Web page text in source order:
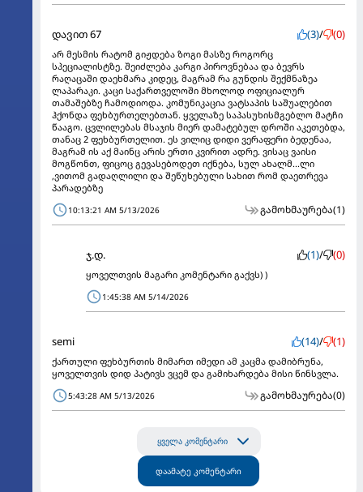
დავით 67 (3)/ (0)
არ მესმის რატომ გიჟდება ზოგი მასზე როგორც
სპეციალისტზე. შეიძლება კარგი პიროვნებაა და ბევრს
რაღაცაში დაეხმარა კიდეც, მაგრამ რა გუნდის შექმნაზეა
ლაპარაკი. კაცი საქართველოში მხოლოდ ოფიციალურ
თამაშებზე ჩამოდიოდა. კომუნიკაცია ვატსაპის საშუალებით
ჰქონდა ფეხბურთელებთან. ყველაზე საპასუხისმგებლო მატჩი
წააგო. ცვლილებას მსაჯის მიერ დამატებულ დროში აკეთებდა,
თანაც 2 ფეხბურთელით. ეს ვილიც დიდი ვერაფერი ბედენაა,
მაგრამ ის აქ მაინც არის ერთი კვირით ადრე. ვისაც ვაისი
მოგწონთ, ფიცოც გევასებოდეთ იქნება, სულ ახალმ...ლი
,ვითომ გადაღლილი და შეწუხებული სახით რომ დაეთრევა
პარადებზე
10:13:21 AM 5/13/2026 გამოხმაურება(1)
ჯ.დ. (1)/ (0)
ყოველთვის მაგარი კომენტარი გაქვს) )
1:45:38 AM 5/14/2026
semi (14)/ (1)
ქართული ფეხბურთის მიმართ იმედი ამ კაცმა დამიბრუნა,
ყოველთვის დიდ პატივს ვცემ და გამიხარდება მისი წინსვლა.
5:43:28 AM 5/13/2026 გამოხმაურება(0)
ყველა კომენტარი
დაამატე კომენტარი